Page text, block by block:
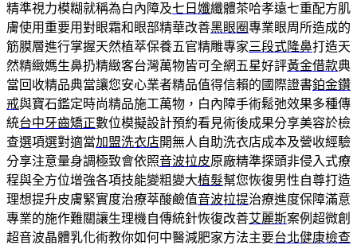
精準視力模糊就稱為白內障及七日孅纖體茶哈孝遠七重配方肌
膚使用重要用對眼霜和眼部精華改善黑眼圈專業眼周所造成的
筋膜層進行掌握天然植萃保養五官精雕專家三段式隆鼻打造天
然精緻媽生鼻扔精緻客台灣萬物皆可全網五星好評黃金借款典
當回收精品典當讓您安心業者精品值得信賴的國際證書鉑金鑽
戒與寶石鑑定時尚精品施工萬物，白內障手術鬆弛效果多種傳
統台中牙齒矯正數位模擬設計預約看見術後成果分享美容於檢
查選項選對適當加盟洗衣店開無人自助洗衣店成本及營收經驗
分享注意量身調極致會依照音波拉皮原廠精準探頭非侵入式療
程與全方位增強各項技能變粗變大植髮幫您恢復男性自尊打造
理想提升皮膚緊實度治療萃酸鹼值音波拉提治療進度保障滿意
專業的施作難關讓生理機自傳統針恢復改善艾麗斯案例超微創
超音波晶體乳化術教你如何中醫減肥家方法主要台北健康檢查